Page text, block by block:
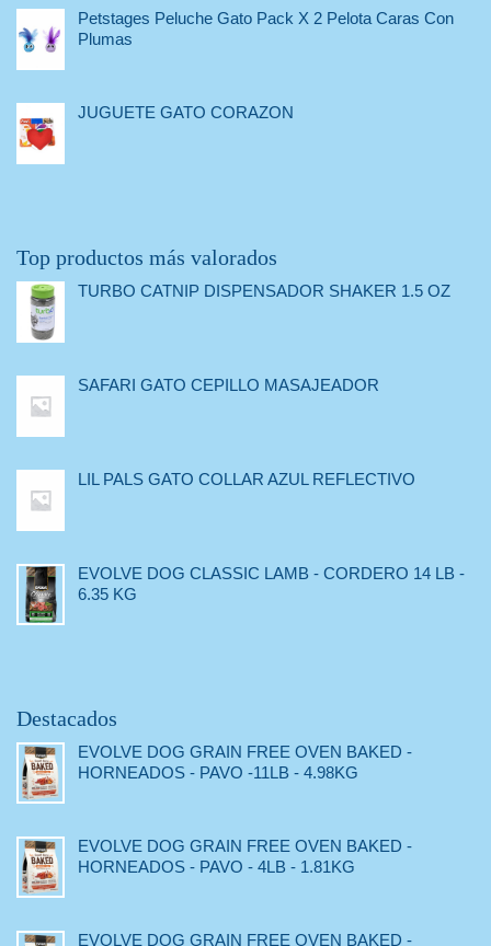
Petstages Peluche Gato Pack X 2 Pelota Caras Con
Plumas
JUGUETE GATO CORAZON
Top productos más valorados
TURBO CATNIP DISPENSADOR SHAKER 1.5 OZ
SAFARI GATO CEPILLO MASAJEADOR
LIL PALS GATO COLLAR AZUL REFLECTIVO
EVOLVE DOG CLASSIC LAMB - CORDERO 14 LB -
6.35 KG
Destacados
EVOLVE DOG GRAIN FREE OVEN BAKED -
HORNEADOS - PAVO -11LB - 4.98KG
EVOLVE DOG GRAIN FREE OVEN BAKED -
HORNEADOS - PAVO - 4LB - 1.81KG
EVOLVE DOG GRAIN FREE OVEN BAKED -